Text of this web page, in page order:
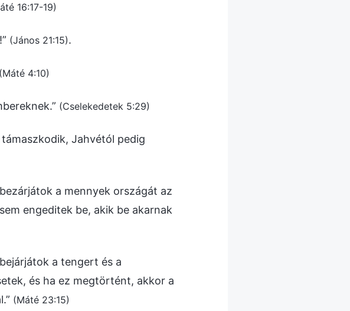
16:17-19)
(János 21:15).
(Máté 4:10)
(Cselekedetek 5:29)
Jahvétól pedig
a mennyek országát az
engeditek be, akik be akarnak
a tengert és a
és ha ez megtörtént, akkor a
(Máté 23:15)